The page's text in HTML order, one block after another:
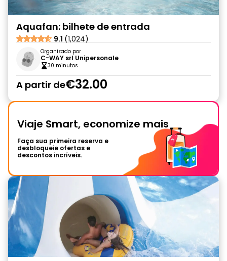
Aquafan: bilhete de entrada
9.1 (1,024)
Organizado por
C-WAY srl Unipersonale
30 minutos
A partir de€32.00
Viaje Smart, economize mais
Faça sua primeira reserva e
desbloqueie ofertas e
descontos incríveis.